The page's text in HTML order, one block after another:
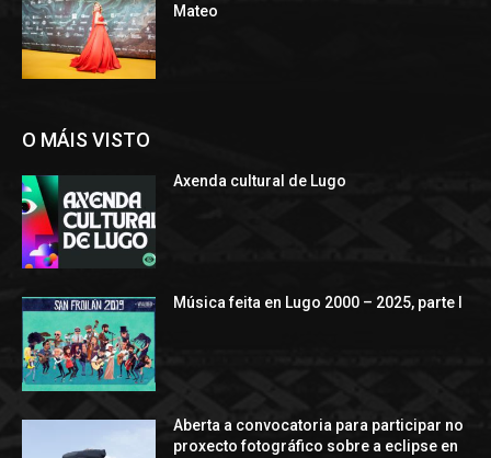
Mateo
O MÁIS VISTO
Axenda cultural de Lugo
Música feita en Lugo 2000 – 2025, parte I
Aberta a convocatoria para participar no
proxecto fotográfico sobre a eclipse en